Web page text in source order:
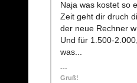
Naja was kostet so
Zeit geht dir druch
der neue Rechner
Und für 1.500-
was...
Gruß!